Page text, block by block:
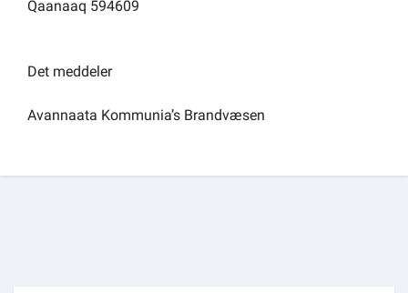
Qaanaaq 594609
Det meddeler
Avannaata Kommunia’s Brandvæsen